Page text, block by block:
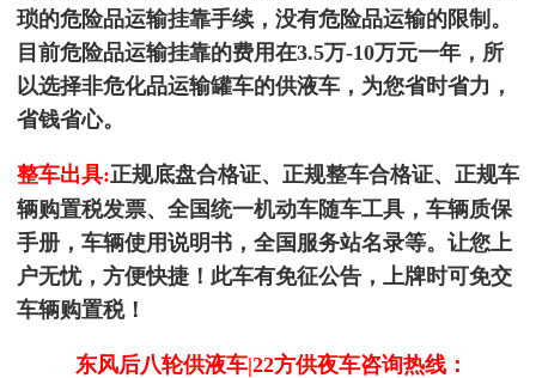
琐的危险品运输挂靠手续，没有危险品运输的限制。
目前危险品运输挂靠的费用在3.5万-10万元一年，所
以选择非危化品运输罐车的供液车，为您省时省力，
省钱省心。
整车出具:正规底盘合格证、正规整车合格证、正规车
辆购置税发票、全国统一机动车随车工具，车辆质保
手册，车辆使用说明书，全国服务站名录等。让您上
户无忧，方便快捷！此车有免征公告，上牌时可免交
车辆购置税！
东风后八轮供液车|22方供夜车咨询热线：